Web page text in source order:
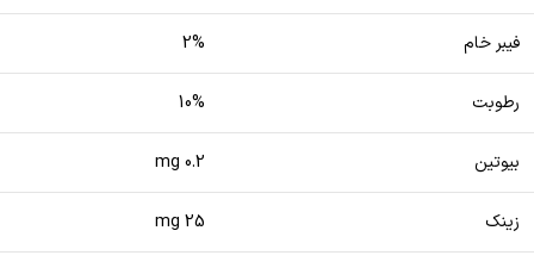
فیبر خام 2%
رطوبت 10%
بیوتین 0.2 mg
زینک 25 mg